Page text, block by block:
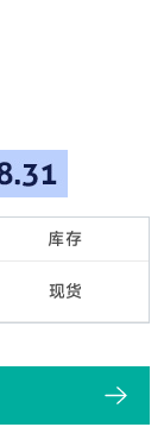
库存
现货